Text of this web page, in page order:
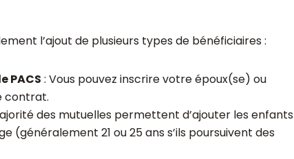
l’ajout de plusieurs types de bénéficiaires :
PACS : Vous pouvez inscrire votre époux(se) ou
contrat.
des mutuelles permettent d’ajouter les enfants
(généralement 21 ou 25 ans s’ils poursuivent des